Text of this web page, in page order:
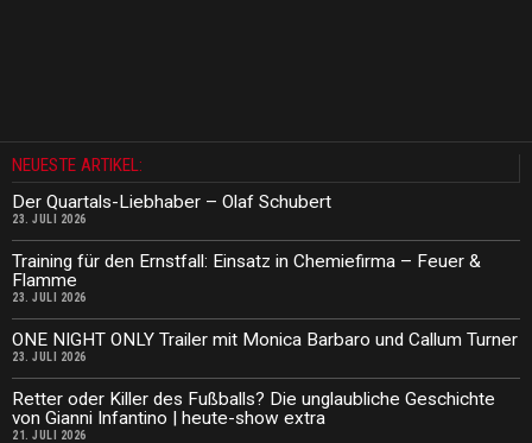
NEUESTE ARTIKEL:
Der Quartals-Liebhaber – Olaf Schubert
23. JULI 2026
Training für den Ernstfall: Einsatz in Chemiefirma – Feuer &
Flamme
23. JULI 2026
ONE NIGHT ONLY Trailer mit Monica Barbaro und Callum Turner
23. JULI 2026
Retter oder Killer des Fußballs? Die unglaubliche Geschichte
von Gianni Infantino | heute-show extra
21. JULI 2026